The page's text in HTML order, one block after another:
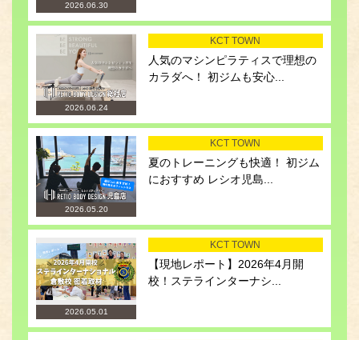
2026.06.30
2026.06.24
KCT TOWN
人気のマシンピラティスで理想の
カラダへ！ 初ジムも安心...
2026.05.20
KCT TOWN
夏のトレーニングも快適！ 初ジム
におすすめ レシオ児島...
2026.05.01
KCT TOWN
【現地レポート】2026年4月開
校！ステラインターナシ...